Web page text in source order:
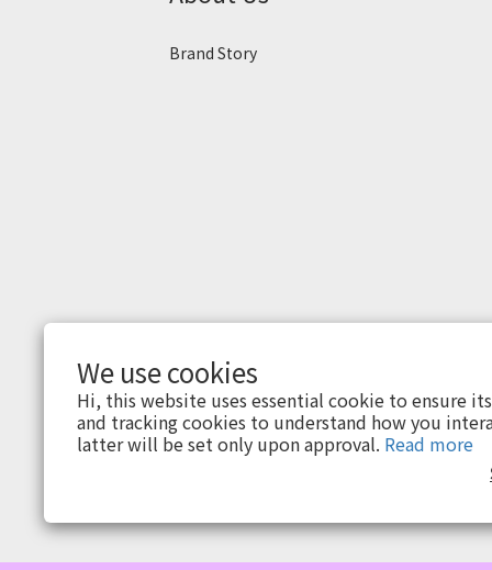
We use cookies
Hi, this website uses essential cookie to ensure
and tracking cookies to understand how you
latter will be set only upon approval. Read more
Brand Story
TWD English